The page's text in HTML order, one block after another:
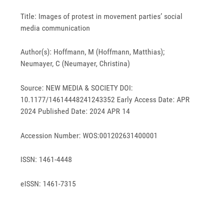
Title: Images of protest in movement parties’ social
media communication
Author(s): Hoffmann, M (Hoffmann, Matthias);
Neumayer, C (Neumayer, Christina)
Source: NEW MEDIA & SOCIETY DOI:
10.1177/14614448241243352 Early Access Date: APR
2024 Published Date: 2024 APR 14
Accession Number: WOS:001202631400001
ISSN: 1461-4448
eISSN: 1461-7315